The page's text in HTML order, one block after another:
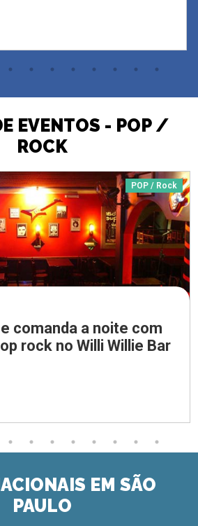
EVENTOS - POP /
ROCK
POP / Rock
comanda a noite com
rock no Willi Willie Bar
EM SÃO
PAULO